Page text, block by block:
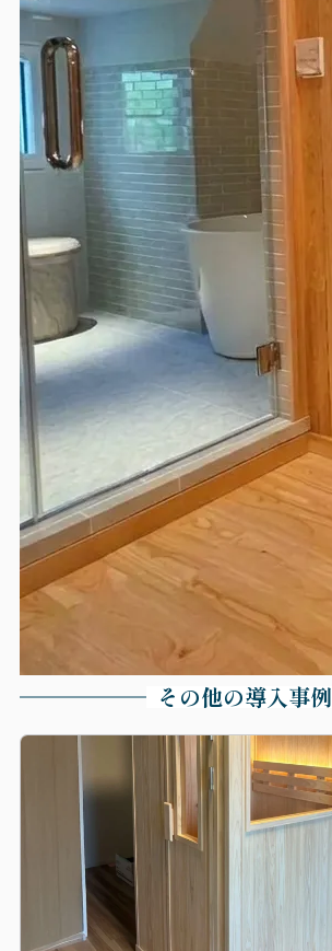
その他の導入事例